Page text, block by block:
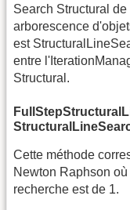
Search Structural
arborescence
est
entre
Structural.
Cette méthode
Newton Raphson
recherche est de 1.